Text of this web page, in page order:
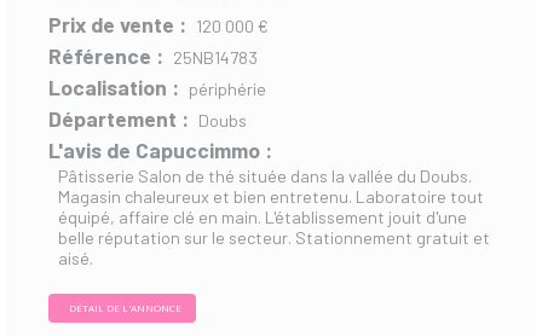
Prix de vente : 120 000 €
Référence : 25NB14783
Localisation : périphérie
Département : Doubs
L'avis de Capuccimmo :
Pâtisserie Salon de thé située dans la vallée du Doubs.
Magasin chaleureux et bien entretenu. Laboratoire tout
équipé, affaire clé en main. L'établissement jouit d'une
belle réputation sur le secteur. Stationnement gratuit et
aisé.
DÉTAIL DE L'ANNONCE